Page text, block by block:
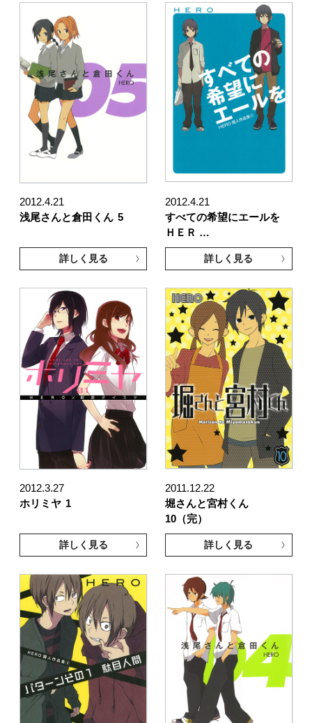
2012.4.21
浅尾さんと倉田くん 5
詳しく見る
2012.4.21
すべての希望にエールを
ＨＥＲ …
詳しく見る
2012.3.27
ホリミヤ 1
詳しく見る
2011.12.22
堀さんと宮村くん
10（完）
詳しく見る